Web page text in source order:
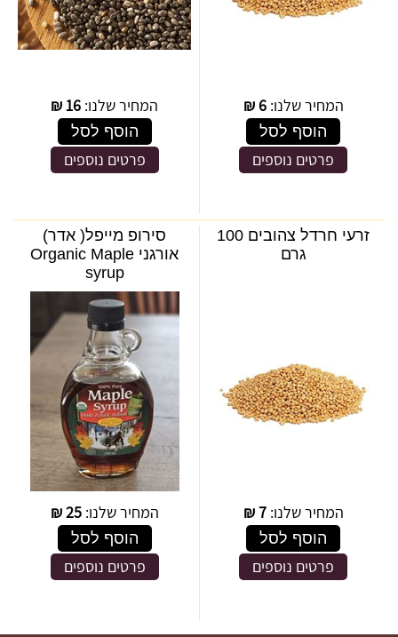
המחיר שלנו:6
₪
הוסף לסל
פרטים נוספים
המחיר שלנו: 16
₪
הוסף לסל
פרטים נוספים
זרעי חרדל צהובים 100
גרם
המחיר שלנו:7
₪
הוסף לסל
פרטים נוספים
סירופ מייפל( אדר)
אורגני Organic Maple
syrup
המחיר שלנו:25
₪
הוסף לסל
פרטים נוספים